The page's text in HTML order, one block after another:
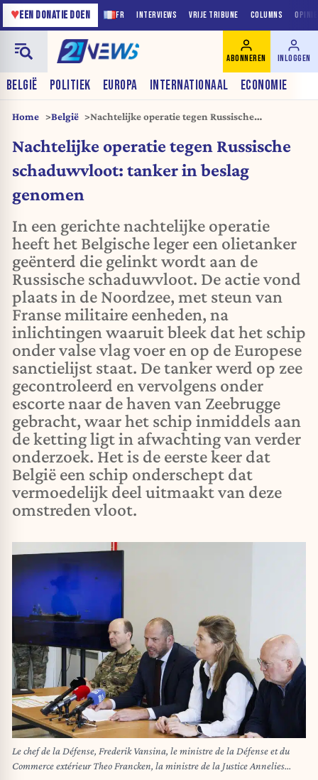
FR INTERVIEWS VRIJE TRIBUNE COLUMNS
♥EEN DONATIE DOEN
BELGIË POLITIEK EUROPA INTERNATIONAAL ECONOMIE
ABONNEREN INLOGGEN
Home België
Nachtelijke operatie tegen Russische
Nachtelijke operatie tegen Russische
schaduwvloot: tanker in beslag
genomen
In een gerichte nachtelijke operatie
heeft het Belgische leger een olietanker
geënterd die gelinkt wordt aan de
Russische schaduwvloot. De actie vond
plaats in de Noordzee, met steun van
Franse militaire eenheden, na
inlichtingen waaruit bleek dat het schip
onder valse vlag voer en op de Europese
sanctielijst staat. De tanker werd op zee
gecontroleerd en vervolgens onder
escorte naar de haven van Zeebrugge
gebracht, waar het schip inmiddels aan
de ketting ligt in afwachting van verder
onderzoek. Het is de eerste keer dat
België een schip onderschept dat
vermoedelijk deel uitmaakt van deze
omstreden vloot.
Le chef de la Défense, Frederik Vansina, le ministre de la Défense et du
Commerce extérieur Theo Francken, la ministre de la Justice Annelies